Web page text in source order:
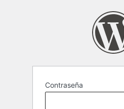
Contraseña